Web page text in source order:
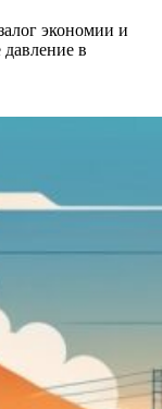
экономии и
давление в